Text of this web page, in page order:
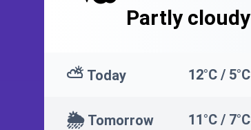
Partly cloudy
⛅ Today 12°C / 5°C
🌦️ Tomorrow 11°C / 7°C